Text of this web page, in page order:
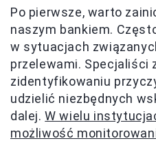
Po pierwsze, warto
naszym bankiem.
w sytuacjach
przelewami. Specjaliści
zidentyfikowaniu
udzielić niezbędnych
dalej.W wielu
możliwość